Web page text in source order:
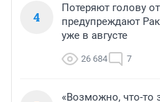
4
Потеряют голову
предупреждают
уже в августе
26 684 7
«Возможно, что-то